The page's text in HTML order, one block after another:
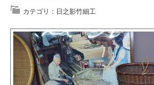
カテゴリ：日之影竹細工